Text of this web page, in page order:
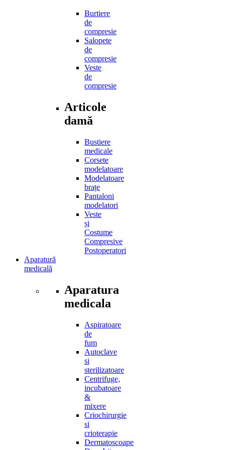
Burtiere
de
compresie
Salopete
de
compresie
Veste
de
compresie
Articole
damă
Bustiere
medicale
Corsete
modelatoare
Modelatoare
brațe
Pantaloni
modelatori
Veste
și
Costume
Compresive
Postoperatori
Aparatură
medicală
Aparatura
medicala
Aspiratoare
de
fum
Autoclave
si
sterilizatoare
Centrifuge,
incubatoare
&
mixere
Criochirurgie
si
crioterapie
Dermatoscoape